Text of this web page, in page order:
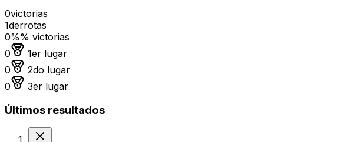
0victorias
1derrotas
0%% victorias
0
Medalla de oro
1er lugar
0
Medalla de plata
2do lugar
0
Medalla de bronce
3er lugar
Últimos resultados